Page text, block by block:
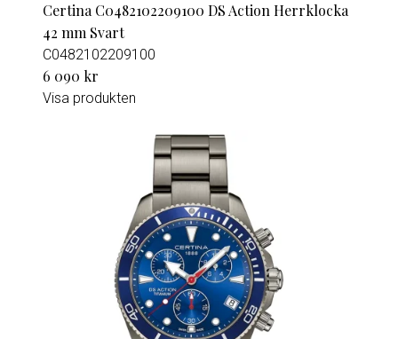
Certina C0482102209100 DS Action Herrklocka
42 mm Svart
C0482102209100
6 090 kr
Visa produkten